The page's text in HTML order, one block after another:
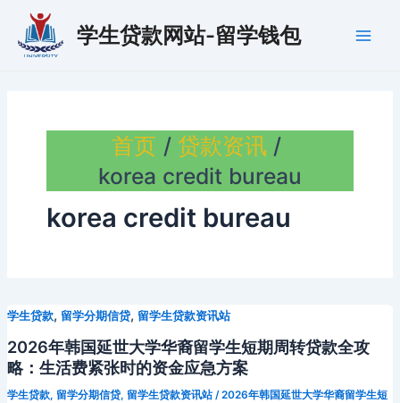
学生贷款网站-留学钱包
首页
贷款资讯
korea credit bureau
korea credit bureau
学生贷款, 留学分期信贷, 留学生贷款资讯站
2026年韩国延世大学华裔留学生短期周转贷款全攻
略：生活费紧张时的资金应急方案
学生贷款, 留学分期信贷, 留学生贷款资讯站/2026年韩国延世大学华裔留学生短